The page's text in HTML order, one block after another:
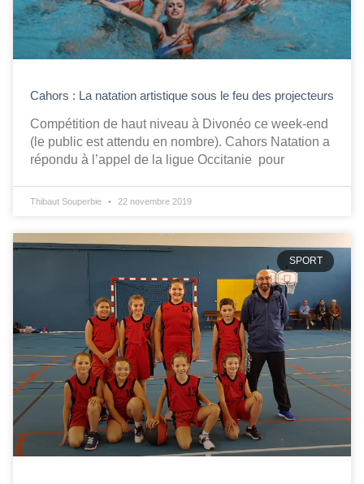
Cahors : La natation artistique sous le feu des projecteurs
Compétition de haut niveau à Divonéo ce week-end
(le public est attendu en nombre). Cahors Natation a
répondu à l’appel de la ligue Occitanie pour
Thibaut Souperbie 22 novembre 2019
SPORT